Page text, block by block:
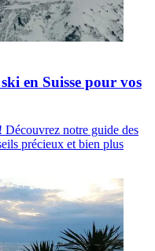
en Suisse pour vos
Découvrez notre guide des
précieux et bien plus